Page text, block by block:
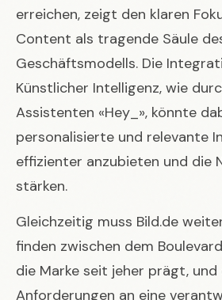
erreichen, zeigt den klaren
Content als tragende Säule
Geschäftsmodells. Die
Künstlicher Intelligenz, wie
Assistenten «Hey_», könnte
personalisierte und relevante
effizienter anzubieten und die
stärken.
Gleichzeitig muss Bild.de
finden zwischen dem
die Marke seit jeher prägt, und
Anforderungen an eine